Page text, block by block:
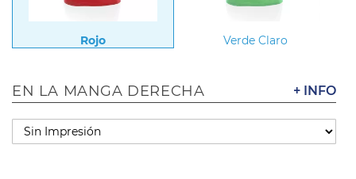
Rojo Verde Claro
+ INFO
EN LA MANGA DERECHA